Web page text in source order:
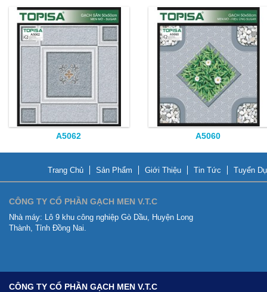
A5062 A5060
Trang Chủ Sản Phẩm Giới Thiệu Tin Tức Tuyển
CÔNG TY CỔ PHẦN GẠCH MEN V.T.C
Nhà máy: Lô 9 khu công nghiệp Gò Dầu, Huyện Long
Thành, Tỉnh Đồng Nai.
CÔNG TY CỔ PHẦN GẠCH MEN V.T.C